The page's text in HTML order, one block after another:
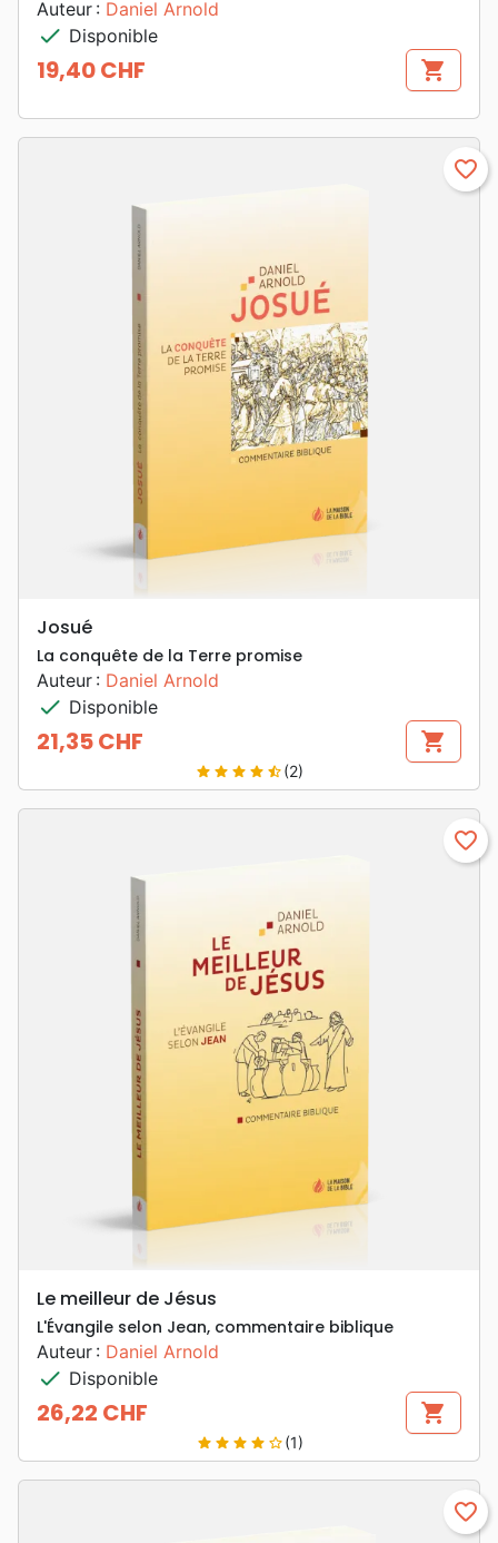
Auteur : Daniel Arnold
check Disponible
Prix
19,40 CHF shopping_cart
favorite_border
Josué
La conquête de la Terre promise
Auteur : Daniel Arnold
check Disponible
Prix
21,35 CHF shopping_cart
star star star star star_half(2)
favorite_border
Le meilleur de Jésus
L'Évangile selon Jean, commentaire biblique
Auteur : Daniel Arnold
check Disponible
Prix
26,22 CHF shopping_cart
star star star star star_border(1)
favorite_border